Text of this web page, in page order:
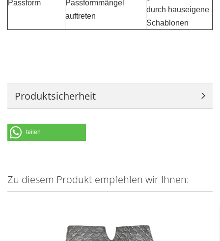
Passform
Passformmängel
auftreten
durch hauseigene
Schablonen
Produktsicherheit
teilen
Zu diesem Produkt empfehlen wir Ihnen: